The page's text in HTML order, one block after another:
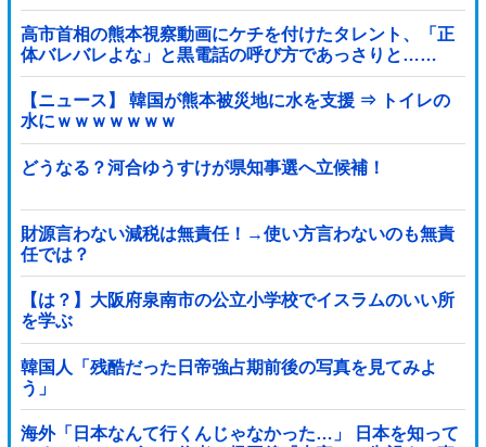
高市首相の熊本視察動画にケチを付けたタレント、「正
体バレバレよな」と黒電話の呼び方であっさりと……
【ニュース】 韓国が熊本被災地に水を支援 ⇒ トイレの
水にｗｗｗｗｗｗｗ
どうなる？河合ゆうすけが県知事選へ立候補！
財源言わない減税は無責任！→使い方言わないのも無責
任では？
【は？】大阪府泉南市の公立小学校でイスラムのいい所
を学ぶ
韓国人「残酷だった日帝強占期前後の写真を見てみよ
う」
海外「日本なんて行くんじゃなかった…」 日本を知って